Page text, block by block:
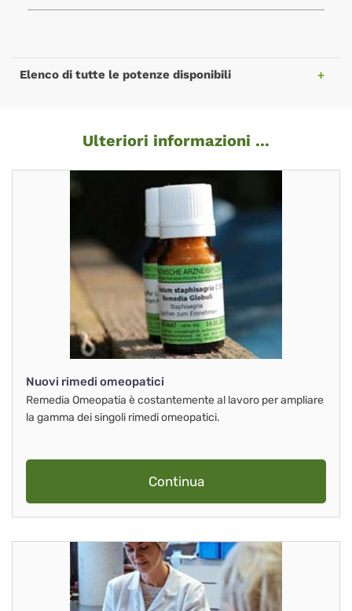
Elenco di tutte le potenze disponibili
Ulteriori informazioni ...
Nuovi rimedi omeopatici
Remedia Omeopatia è costantemente al lavoro per ampliare
la gamma dei singoli rimedi omeopatici.
Continua